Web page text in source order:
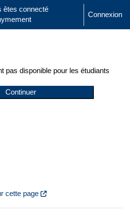
saisie de recherche
êtes connecté
Connexion
pas disponible pour les étudiants
Continuer
cette page